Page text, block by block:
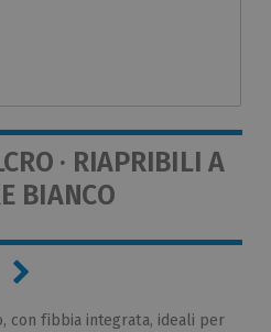
· RIAPRIBILI A
BIANCO
con fibbia integrata, ideali per